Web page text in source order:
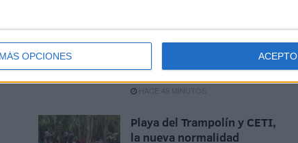
MÁS OPCIONES ACEPTO
Detenido el ‘Pleita’, acusado
de disparar a una menor tras
una discusión vecinal
HACE 49 MINUTOS
Playa del Trampolín y CETI,
la nueva normalidad